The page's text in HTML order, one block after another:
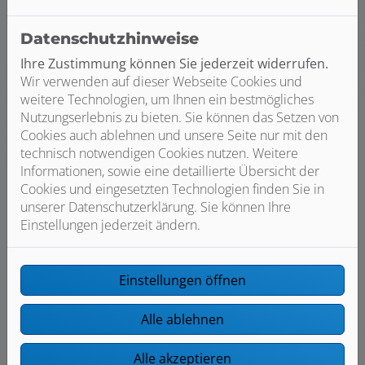
Höhe des Raumes (m)
Budget und Umbauzeitraum
Wie viel möchten Sie für Ihr Traumbad ca.
ausgeben (Euro)?
Wann möchten Sie mit dem Umbau beginnen?
Bilder von Ihrem Projekt
Gerne dürfen Sie uns zusätzliche Informationen
und Bilder zu der Ist-Situation hier hochladen.
Datenschutzhinweise
Ihre Zustimmung können Sie jederzeit widerrufen.
Wir verwenden auf dieser Webseite Cookies und
weitere Technologien, um Ihnen ein bestmögliches
Nutzungserlebnis zu bieten. Sie können das Setzen von
Cookies auch ablehnen und unsere Seite nur mit den
technisch notwendigen Cookies nutzen. Weitere
Informationen, sowie eine detaillierte Übersicht der
Cookies und eingesetzten Technologien finden Sie in
unserer Datenschutzerklärung. Sie können Ihre
Einstellungen jederzeit ändern.
Einstellungen öffnen
Alle ablehnen
Alle akzeptieren